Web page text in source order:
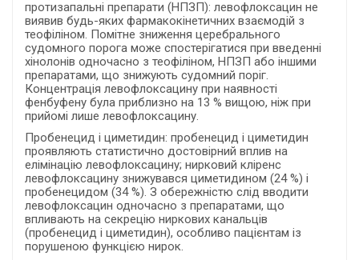
протизапальні препарати (НПЗП): левофлоксацин не
виявив будь-яких фармакокінетичних взаємодій з
теофіліном. Помітне зниження церебрального
судомного порога може спостерігатися при введенні
хінолонів одночасно з теофіліном, НПЗП або іншими
препаратами, що знижують судомний поріг.
Концентрація левофлоксацину при наявності
фенбуфену була приблизно на 13 % вищою, ніж при
прийомі лише левофлоксацину.
Пробенецид і циметидин: пробенецид і циметидин
проявляють статистично достовірний вплив на
елімінацію левофлоксацину; нирковий кліренс
левофлоксацину знижувався циметидином (24 %) і
пробенецидом (34 %). З обережністю слід вводити
левофлоксацин одночасно з препаратами, що
впливають на секрецію ниркових канальців
(пробенецид і циметидин), особливо пацієнтам із
порушеною функцією нирок.